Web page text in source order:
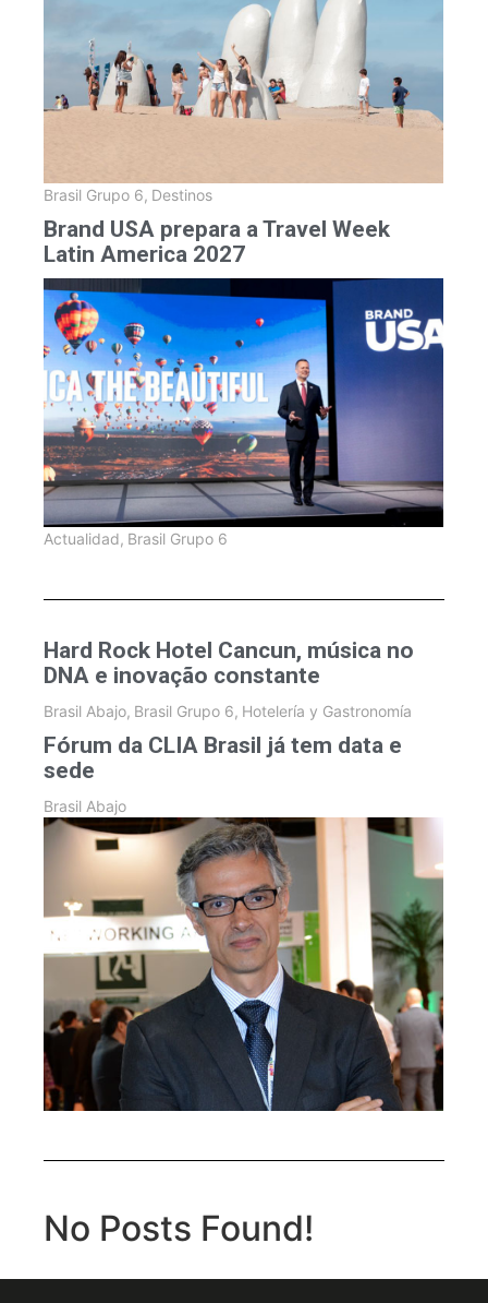
Brasil Grupo 6, Destinos
Brand USA prepara a Travel Week
Latin America 2027
Actualidad, Brasil Grupo 6
Hard Rock Hotel Cancun, música no
DNA e inovação constante
Brasil Abajo, Brasil Grupo 6, Hotelería y Gastronomía
Fórum da CLIA Brasil já tem data e
sede
Brasil Abajo
No Posts Found!